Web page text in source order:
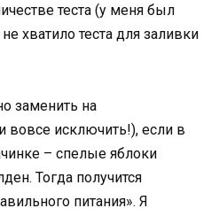
теста (у меня был
хватило теста для заливки
заменить на
вовсе исключить!), если в
– спелые яблоки
Тогда получится
питания». Я